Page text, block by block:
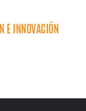
E INNOVACIÓN